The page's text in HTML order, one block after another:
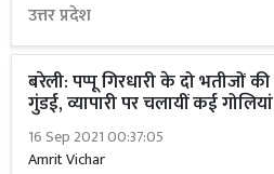
उत्तर प्रदेश
बरेली: पप्पू गिरधारी के दो भतीजों की
गुंडई, व्यापारी पर चलायीं कई गोलियां
16 Sep 2021 00:37:05
Amrit Vichar